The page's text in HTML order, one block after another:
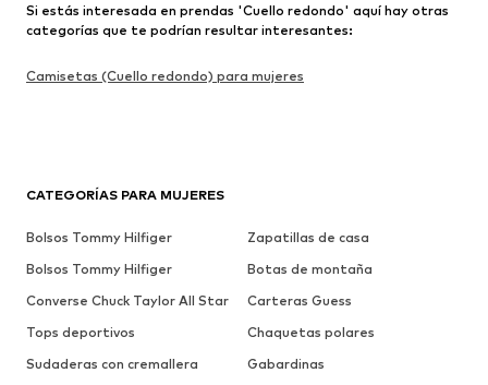
CATEGORÍAS PARA MUJERES
Bolsos Tommy Hilfiger
Zapatillas de casa
Bolsos Tommy Hilfiger
Botas de montaña
Converse Chuck Taylor All Star
Carteras Guess
Tops deportivos
Chaquetas polares
Sudaderas con cremallera
Gabardinas
Si estás interesada en prendas 'Cuello redondo' aquí hay otras
categorías que te podrían resultar interesantes:
Camisetas (Cuello redondo) para mujeres